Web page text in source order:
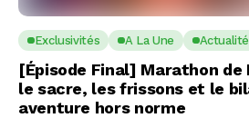
Exclusivités A La Une
[Épisode Final] Marathon de
le sacre, les frissons et le
aventure hors norme